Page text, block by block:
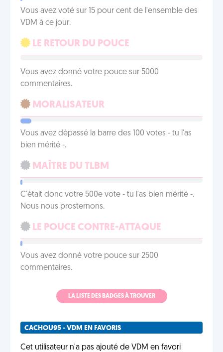
Vous avez voté sur 15 pour cent de l'ensemble des
VDM à ce jour.
LE RETOUR DU POUCE
Vous avez donné votre pouce sur 5000
commentaires.
MORALISATEUR
Vous avez dépassé la barre des 100 votes - tu l'as
bien mérité -.
MAÎTRE DU TLBM
C'était donc votre 500e vote - tu l'as bien mérité -.
Nous nous prosternons.
LE POUCE CONTRE-ATTAQUE
Vous avez donné votre pouce sur 2500
commentaires.
LA LISTE DES BADGES À TROUVER
CACHOU95 - VDM EN FAVORIS
Cet utilisateur n'a pas ajouté de VDM en favori